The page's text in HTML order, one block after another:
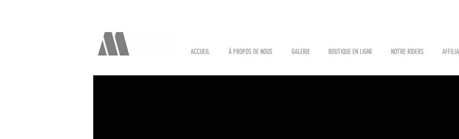
ACCUEIL À PROPOS DE NOUS GALERIE BOUTIQUE EN LIGNE NOTRE RIDERS